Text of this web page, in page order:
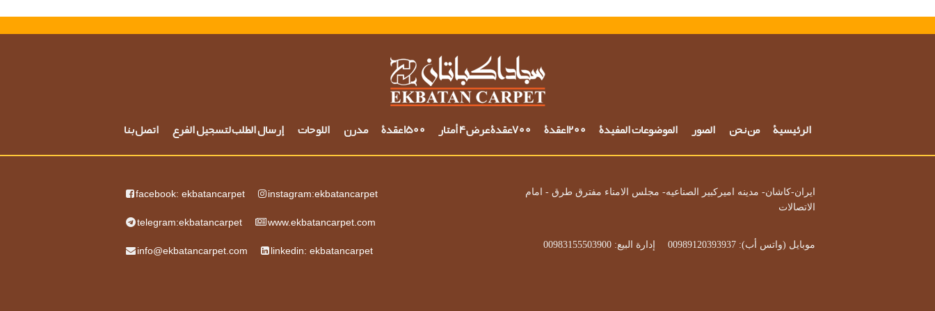
الرئيسية من نحن الصور الموضوعات المفيدة 1200 عقدة 700عقدة عرض 4 أمتار 1500 عقدة مدرن اللوحات إرسال الطلب لتسجيل الفرع اتصل بنا
ایران-کاشان- مدینه امیرکبیر الصناعیه- مجلس الامناء مفترق طرق - امام
الاتصالات
موبایل (واتس أب): 00989120393937‌ إدارة البيع: 00983155503900
instagram:ekbatancarpet
facebook: ekbatancarpet
www.ekbatancarpet.com
telegram:ekbatancarpet
linkedin: ekbatancarpet
info@ekbatancarpet.com